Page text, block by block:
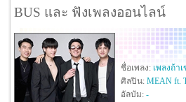
BUS และ ฟังเพลงออนไลน์
ชื่อเพลง: เพลงถ้า
ศิลปิน: MEAN ft.
อัลบัม: -